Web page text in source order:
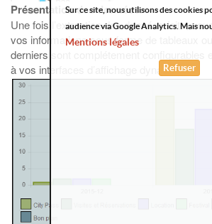
Présentation des données.
Une fois l’extraction des données faite,
vos informations sous forme de tableaux ou
derniers sont complétement configurables
à vos interfaces d’affichage dynamique.
Sur ce site, nous utilisons des cookies
audience via Google Analytics. Mais
Mentions légales
Refuser